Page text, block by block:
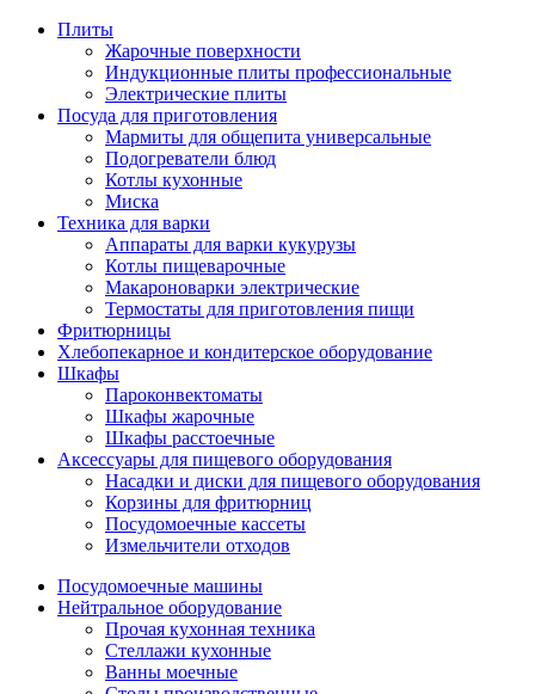
Плиты
Жарочные поверхности
Индукционные плиты профессиональные
Электрические плиты
Посуда для приготовления
Мармиты для общепита универсальные
Подогреватели блюд
Котлы кухонные
Миска
Техника для варки
Аппараты для варки кукурузы
Котлы пищеварочные
Макароноварки электрические
Термостаты для приготовления пищи
Фритюрницы
Хлебопекарное и кондитерское оборудование
Шкафы
Пароконвектоматы
Шкафы жарочные
Шкафы расстоечные
Аксессуары для пищевого оборудования
Насадки и диски для пищевого оборудования
Корзины для фритюрниц
Посудомоечные кассеты
Измельчители отходов
Посудомоечные машины
Нейтральное оборудование
Прочая кухонная техника
Стеллажи кухонные
Ванны моечные